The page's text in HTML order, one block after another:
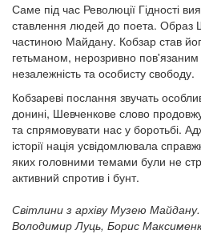
Саме під час Революції Гідності
ставлення людей до поета. Образ
частиною Майдану. Кобзар став
гетьманом, нерозривно пов'язаним
незалежність та особисту свободу.
Кобзареві послання звучать
донині, Шевченкове слово
та спрямовувати нас у боротьбі.
історії нація усвідомлювала
яких головними темами були не
активний спротив і бунт.
Світлини з архіву Музею
Володимир Луць, Борис